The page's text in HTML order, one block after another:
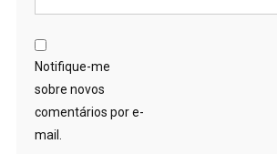
Notifique-me
sobre novos
comentários por e-
mail.